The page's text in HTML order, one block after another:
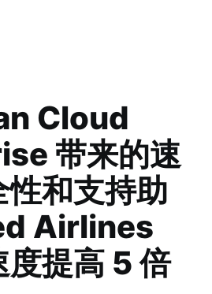
Cloud
带来的速
性和支持助
Airlines
提高 5 倍